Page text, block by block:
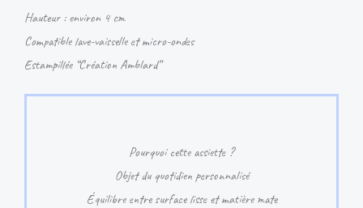
Hauteur : environ 4 cm
Compatible lave-vaisselle et micro-ondes
Estampillée “Création Amblard”
Pourquoi cette assiette ?
Objet du quotidien personnalisé
Équilibre entre surface lisse et matière mate